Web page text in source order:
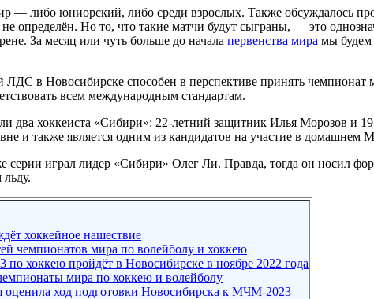
— либо юниорский, либо среди взрослых. Также обсуждалось
определён. Но то, что такие матчи будут сыграны, — это
За месяц или чуть больше до начала первенства мира мы будем
ЛДС в Новосибирске способен в перспективе принять
всем международным стандартам.
два хоккеиста «Сибири»: 22-летний защитник Илья Морозов
и также является одним из кандидатов на участие в домашнем
серии играл лидер «Сибири» Олег Ли. Правда, тогда он носил
хоккейное нашествие
чемпионатов мира по волейболу и хоккею
хоккею пройдёт в Новосибирске в ноябре 2022 года
мира по хоккею и волейболу
оценила ход подготовки Новосибирска к МЧМ-2023